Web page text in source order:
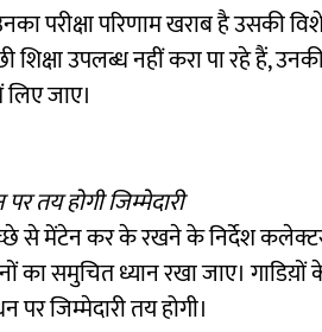
परीक्षा परिणाम खराब है उसकी
उपलब्ध नहीं करा पा रहे हैं, उनकी
जाए।
तय होगी जिम्मेदारी
से मेंटेन कर के रखने के निर्देश कलेक्टर
का समुचित ध्यान रखा जाए।
जिम्मेदारी तय होगी।